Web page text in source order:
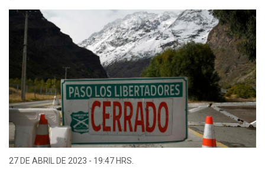
27 DE ABRIL DE 2023 - 19:47 HRS.